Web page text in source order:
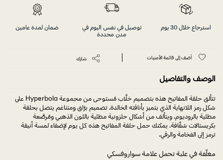
استرجاع خلال 30 يوم
توصيل في نفس اليوم في
مدن محددة
ضمان لمدة عامين
أضف إلى قائمة الأمنيات شارك
الوصف والتفاصيل
تتألق حلقة المفاتيح هذه بتصميم خلَّاب مُستوحى من مجموعة Hyperbola على
شكل رمز اللانهاية الذي يتميز بأناقته الخالدة. تصميم برَّاق ومتناغم يتصل بحلقة
مطلية بالروديوم، ويتألف من أشكال حلزونية مطلية باللون الذهبي ومُرصَّعة
بكريستالات شفَّافة. يمكنك حمل حلقة المفاتيح هذه كل يوم لإضفاء لمسة أنيقة
ترمز إلى الفخامة والرقي.
مغلّفة في علبة تحمل علامة سواروفسكي